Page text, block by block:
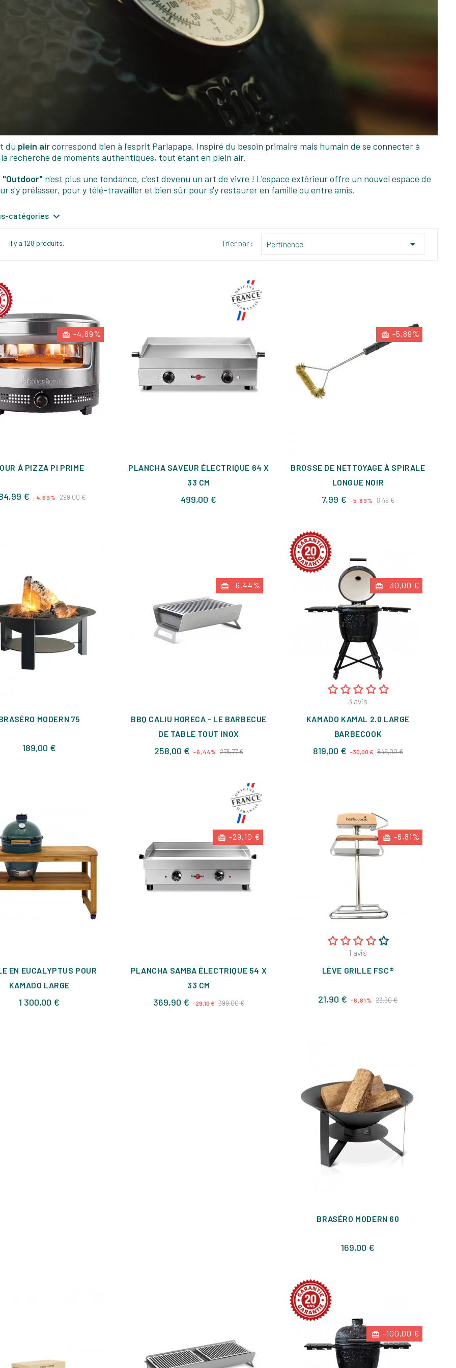
du plein aircorrespond bien à l'esprit Parlapapa. Inspiré du besoin primaire mais humain de se connecter à
recherche de moments authentiques, tout étant en plein air.
"Outdoor" n'est plus une tendance, c'est devenu un art de vivre ! L'espace extérieur offre un nouvel espace de
s'y prélasser, pour y télé-travailler et bien sûr pour s'y restaurer en famille ou entre amis.
catégories 
Il y a 128 produits. Trier par : Pertinence 
-4,69%
À PIZZA PI PRIME
€ Prix
-4,69% 299,00 €Prix
PLANCHA SAVEUR ÉLECTRIQUE 64 X
33 CM
499,00 €
-5,89%
BROSSE DE NETTOYAGE À SPIRALE
LONGUE NOIR
7,99 € Prix
-5,89% 8,49 €Prix
MODERN 75
189,00 €
-6,44%
BBQ CALIU HORECA - LE BARBECUE
DE TABLE TOUT INOX
258,00 € Prix
-6,44% 275,77 €Prix
-30,00 €
3 avis
KAMADO KAMAL 2.0 LARGE
BARBECOOK
819,00 € Prix
-30,00 € 849,00 €Prix
EN EUCALYPTUS POUR
KAMADO LARGE
1 300,00 €
-29,10 €
PLANCHA SAMBA ÉLECTRIQUE 54 X
33 CM
369,90 € Prix
-29,10 € 399,00 €Prix
-6,81%
1 avis
LÈVE GRILLE FSC®
21,90 € Prix
-6,81% 23,50 €Prix
BRASÉRO MODERN 60
169,00 €
-100,00 €